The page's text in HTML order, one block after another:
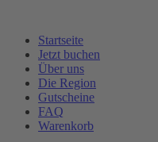
Startseite
Jetzt buchen
Über uns
Die Region
Gutscheine
FAQ
Warenkorb